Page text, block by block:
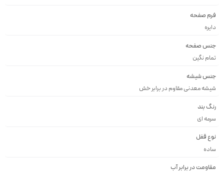
فرم صفحه
دايره
جنس صفحه
تمام نگین
جنس شیشه
شيشه معدنى مقاوم در برابر خش
رنگ بند
سرمه اى
نوع قفل
ساده
مقاومت در برابر آب